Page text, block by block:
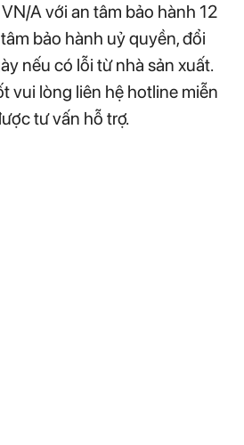
A với an tâm bảo hành 12
bảo hành uỷ quyền, đổi
nếu có lỗi từ nhà sản xuất.
vui lòng liên hệ hotline miễn
tư vấn hỗ trợ.